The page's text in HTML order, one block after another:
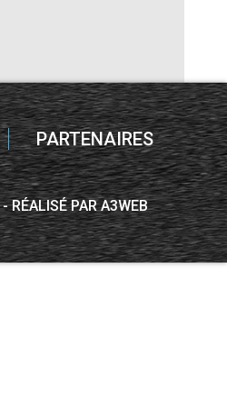
PARTENAIRES
RÉALISÉ PAR A3WEB